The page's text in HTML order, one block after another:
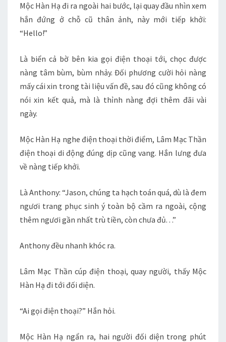
Mộc Hàn Hạ đi ra ngoài hai bước, lại quay đầu nhìn xem
hắn đứng ở chỗ cũ thân ảnh, này mới tiếp khởi:
“Hello!”
Là biển cả bờ bên kia gọi điện thoại tới, chọc được
nàng tâm bùm, bùm nhảy. Đối phương cười hỏi nàng
mấy cái xin trong tài liệu vấn đề, sau đó cũng không có
nói xin kết quả, mà là thỉnh nàng đợi thêm đãi vài
ngày.
Mộc Hàn Hạ nghe điện thoại thời điểm, Lâm Mạc Thần
điện thoại di động đúng dịp cũng vang. Hắn lưng đưa
về nàng tiếp khởi.
Là Anthony: “Jason, chúng ta hạch toán quá, dù là đem
ngươi trang phục sinh ý toàn bộ cầm ra ngoài, cộng
thêm ngươi gần nhất trù tiền, còn chưa đủ. . .”
Anthony đều nhanh khóc ra.
Lâm Mạc Thần cúp điện thoại, quay người, thấy Mộc
Hàn Hạ đi tới đối diện.
“Ai gọi điện thoại?” Hắn hỏi.
Mộc Hàn Hạ ngẩn ra, hai người đối diện trong phút